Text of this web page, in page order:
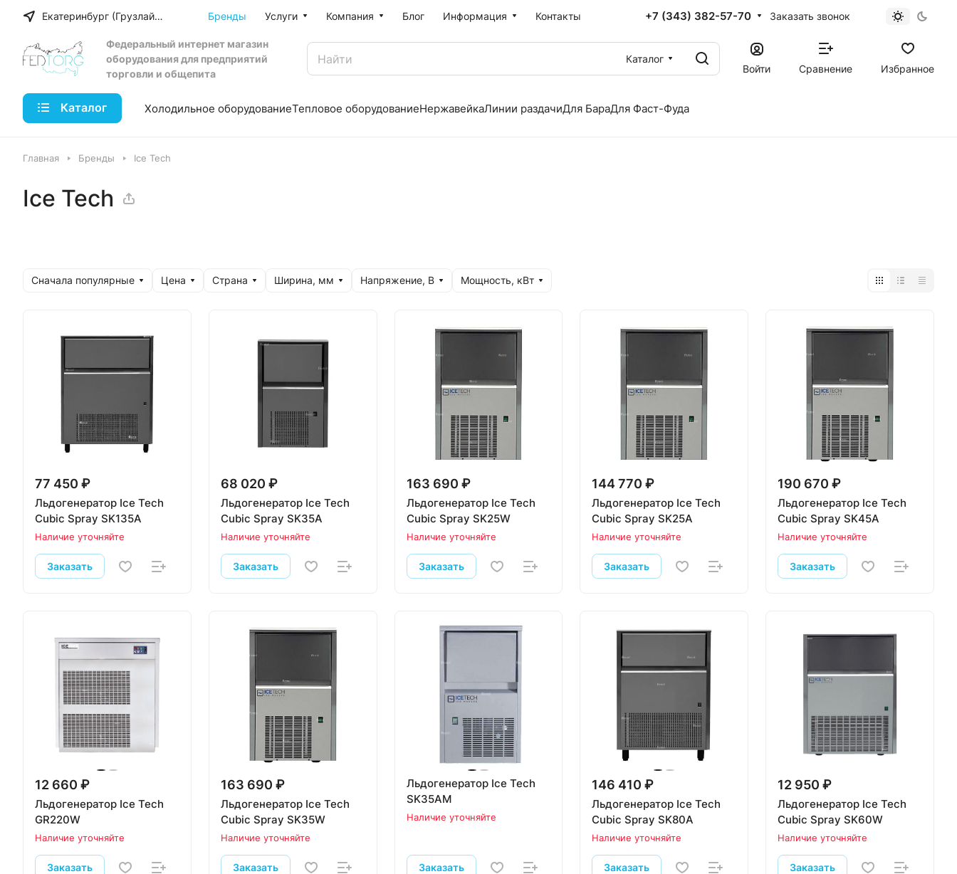
Екатеринбург (Грузлайн) Бренды Услуги Компания Блог Информация Контакты +7 (343) 382-57-70 Заказать звонок
Федеральный интернет магазин
оборудования для предприятий
торговли и общепита
Каталог
Войти
Сравнение Избранное
Каталог Холодильное оборудованиеТепловое оборудованиеНержавейкаЛинии раздачиДля БараДля Фаст-Фуда
Главная Бренды Ice Tech
Ice Tech
Сначала популярные Цена Страна Ширина, мм Напряжение, В Мощность, кВт
77 450 ₽
Льдогенератор Ice Tech
Cubic Spray SK135A
Наличие уточняйте
Заказать
68 020 ₽
Льдогенератор Ice Tech
Cubic Spray SK35A
Наличие уточняйте
Заказать
163 690 ₽
Льдогенератор Ice Tech
Cubic Spray SK25W
Наличие уточняйте
Заказать
144 770 ₽
Льдогенератор Ice Tech
Cubic Spray SK25A
Наличие уточняйте
Заказать
190 670 ₽
Льдогенератор Ice Tech
Cubic Spray SK45A
Наличие уточняйте
Заказать
12 660 ₽
Льдогенератор Ice Tech
GR220W
Наличие уточняйте
Заказать
163 690 ₽
Льдогенератор Ice Tech
Cubic Spray SK35W
Наличие уточняйте
Заказать
Льдогенератор Ice Tech
SK35AM
Наличие уточняйте
Заказать
146 410 ₽
Льдогенератор Ice Tech
Cubic Spray SK80A
Наличие уточняйте
Заказать
12 950 ₽
Льдогенератор Ice Tech
Cubic Spray SK60W
Наличие уточняйте
Заказать